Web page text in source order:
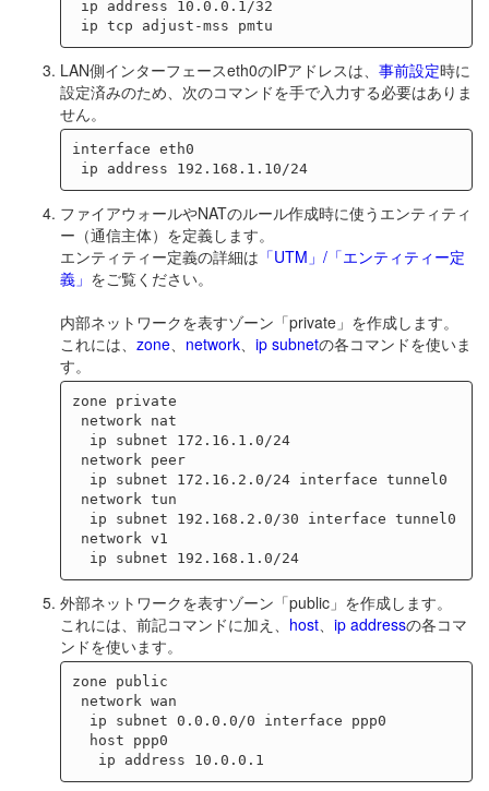
LAN側インターフェースeth0のIPアドレスは、 事前設定時に
設定済みのため、次のコマンドを手で入力する必要はありま
せん。
interface eth0
ip address 192.168.1.10/24
ファイアウォールやNATのルール作成時に使うエンティティ
ー（通信主体）を定義します。
エンティティー定義の詳細は 「UTM」/「エンティティー定
義」 をご覧ください。
内部ネットワークを表すゾーン「private」を作成します。
これには、 zone network ip subnetの各コマンドを使いま
す。
zone private
  ip subnet 192.168.1.0/24
外部ネットワークを表すゾーン「public」を作成します。
これには、前記コマンドに加え、 host ip addressの各コマ
ンドを使います。
zone public